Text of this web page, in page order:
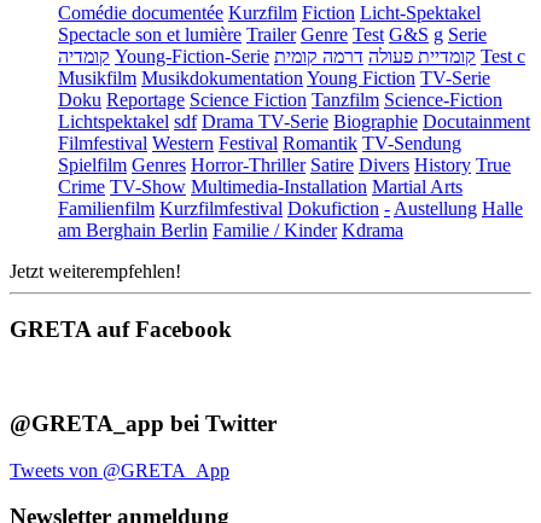
Comédie documentée Kurzfilm Fiction Licht-Spektakel
Spectacle son et lumière Trailer Genre Test G&S g Serie
קומדיה Young-Fiction-Serie קומדיית פעולה דרמה קומית
Test c
Musikfilm Musikdokumentation Young Fiction TV-Serie
Doku Reportage Science Fiction Tanzfilm Science-Fiction
Lichtspektakel sdf Drama TV-Serie Biographie Docutainment
Filmfestival Western Festival Romantik TV-Sendung
Spielfilm Genres Horror-Thriller Satire Divers History True
Crime TV-Show Multimedia-Installation Martial Arts
Familienfilm Kurzfilmfestival Dokufiction - Austellung Halle
am Berghain Berlin Familie / Kinder Kdrama
Jetzt weiterempfehlen!
GRETA auf Facebook
@GRETA_app bei Twitter
Tweets von @GRETA_App
Newsletter anmeldung